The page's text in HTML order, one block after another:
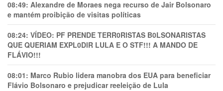
08:49: Alexandre de Moraes nega recurso de Jair Bolsonaro
e mantém proibição de visitas políticas
08:24: VÍDEO: PF PRENDE TERR0RlSTAS B0LSONARlSTAS
QUE QUERIAM EXPL0DlR LULA E O STF!!! A MANDO DE
FLÁVIO!!!
08:01: Marco Rubio lidera manobra dos EUA para beneficiar
Flávio Bolsonaro e prejudicar reeleição de Lula